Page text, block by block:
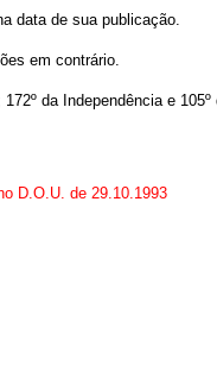
data de sua publicação.
em contrário.
da Independência e 105º
D.O.U. de 29.10.1993